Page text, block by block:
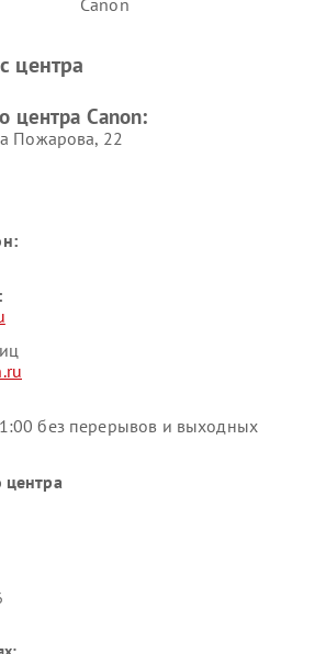
центра
центра Canon:
Пожарова, 22
без перерывов и выходных
центра